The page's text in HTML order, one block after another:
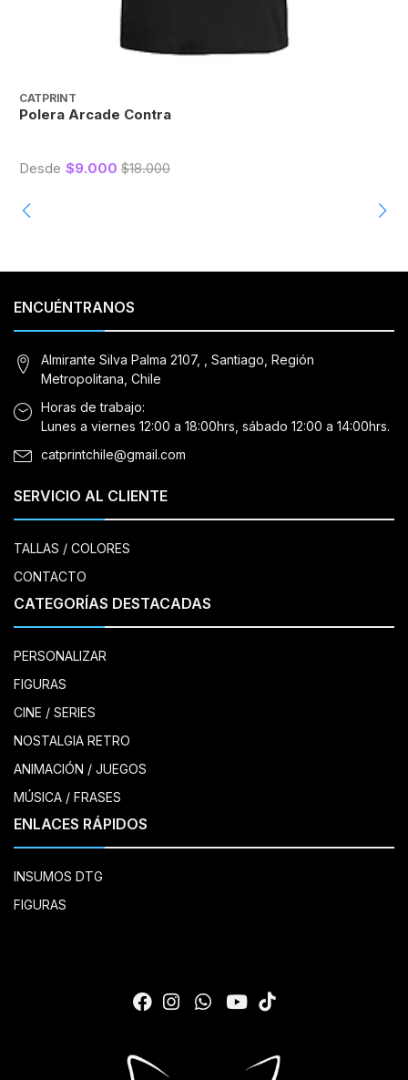
CATPRINT
Polera Arcade Contra
Desde $9.000 $18.000
ENCUÉNTRANOS
Almirante Silva Palma 2107, , Santiago, Región
Metropolitana, Chile
Horas de trabajo:
Lunes a viernes 12:00 a 18:00hrs, sábado 12:00 a 14:00hrs.
catprintchile@gmail.com
SERVICIO AL CLIENTE
TALLAS / COLORES
CONTACTO
CATEGORÍAS DESTACADAS
PERSONALIZAR
FIGURAS
CINE / SERIES
NOSTALGIA RETRO
ANIMACIÓN / JUEGOS
MÚSICA / FRASES
ENLACES RÁPIDOS
INSUMOS DTG
FIGURAS